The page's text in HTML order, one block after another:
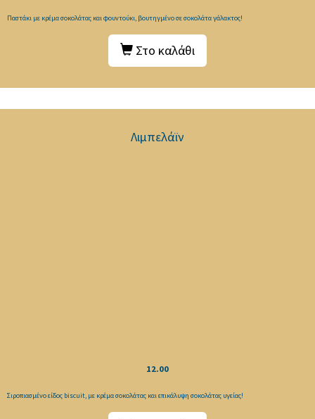
Παστάκι με κρέμα σοκολάτας και φουντούκι, βουτηγμένο σε σοκολάτα γάλακτος!
Στο καλάθι
Λιμπελάϊν
12.00
Σιροπιασμένο είδος biscuit, με κρέμα σοκολάτας και επικάλυψη σοκολάτας υγείας!